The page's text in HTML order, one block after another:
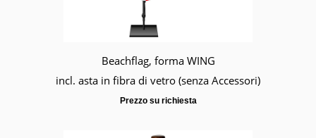
Beachflag, forma WING
incl. asta in fibra di vetro (senza Accessori)
Prezzo su richiesta